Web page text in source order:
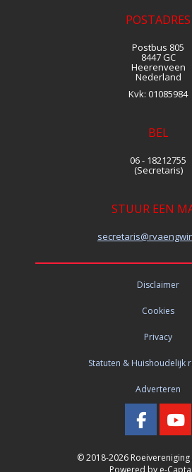
POSTADRES
Postbus 805
8447 GC
Heerenveen
Nederland
Kvk: 01085984
BEL
06 - 18212755
(Secretaris)
STUUR EEN
siraterces
Disclaimer
Cookies
Privacy
Statuten & Huishoudelijk
Adverteren
© 2018-2026
Powered by e-